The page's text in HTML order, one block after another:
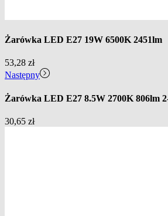
Żarówka LED E27 19W 6500K 2451lm
53,28 zł
Następny
Żarówka LED E27 8.5W 2700K 806lm
30,65 zł